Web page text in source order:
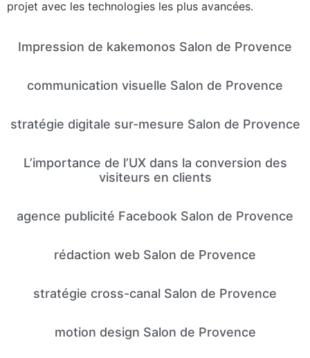
projet avec les technologies les plus avancées.
Impression de kakemonos Salon de Provence
communication visuelle Salon de Provence
stratégie digitale sur-mesure Salon de Provence
L’importance de l’UX dans la conversion des
visiteurs en clients
agence publicité Facebook Salon de Provence
rédaction web Salon de Provence
stratégie cross-canal Salon de Provence
motion design Salon de Provence